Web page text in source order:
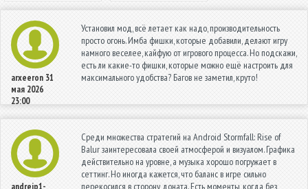
arxeeron 31
мая 2026
23:00
Установил мод, всё летает как надо, производительность
просто огонь. Имба фишки, которые добавили, делают игру
намного веселее, кайфую от игрового процесса. Но подскажи,
есть ли какие-то фишки, которые можно ещё настроить для
максимального удобства? Багов не заметил, круто!
andrejp1-
Среди множества стратегий на Android Stormfall: Rise of
Balur заинтересовала своей атмосферой и визуалом. Графика
действительно на уровне, а музыка хорошо погружает в
сеттинг. Но иногда кажется, что баланс в игре сильно
перекосился в сторону доната. Есть моменты, когда без